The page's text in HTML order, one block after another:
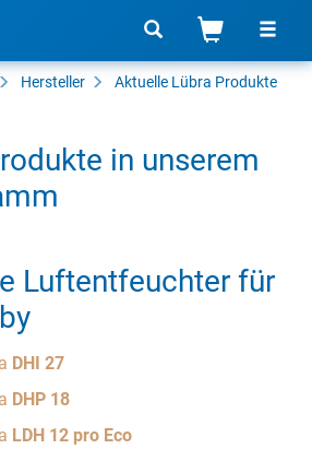
Hersteller Aktuelle Lübra Produkte
in unserem
Luftentfeuchter für
DHI 27
DHP 18
LDH 12 pro Eco